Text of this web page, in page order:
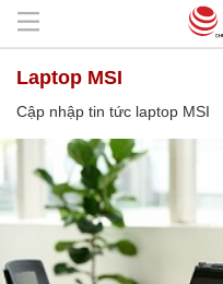
laptop MSI
Cập nhập tin tức laptop MSI